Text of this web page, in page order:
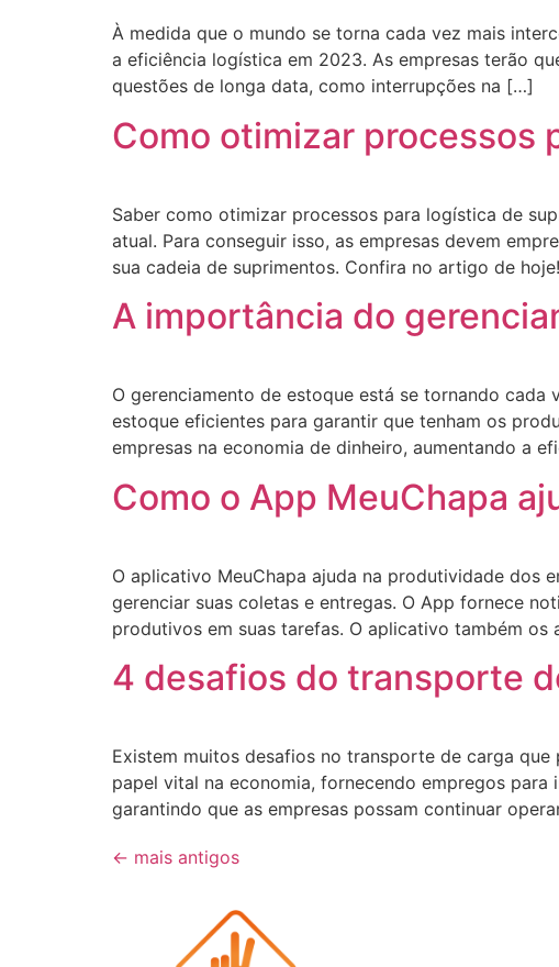
À medida que o mundo se torna cada vez mais
a eficiência logística em 2023. As empresas terão
questões de longa data, como interrupções na […]
Como otimizar processos
Saber como otimizar processos para logística de
atual. Para conseguir isso, as empresas devem
sua cadeia de suprimentos. Confira no artigo de
A importância do
O gerenciamento de estoque está se tornando
estoque eficientes para garantir que tenham os
empresas na economia de dinheiro, aumentando a
Como o App MeuChapa
O aplicativo MeuChapa ajuda na produtividade dos
gerenciar suas coletas e entregas. O App fornece
produtivos em suas tarefas. O aplicativo também
4 desafios do transporte
Existem muitos desafios no transporte de carga
papel vital na economia, fornecendo empregos
garantindo que as empresas possam continuar
← mais antigos